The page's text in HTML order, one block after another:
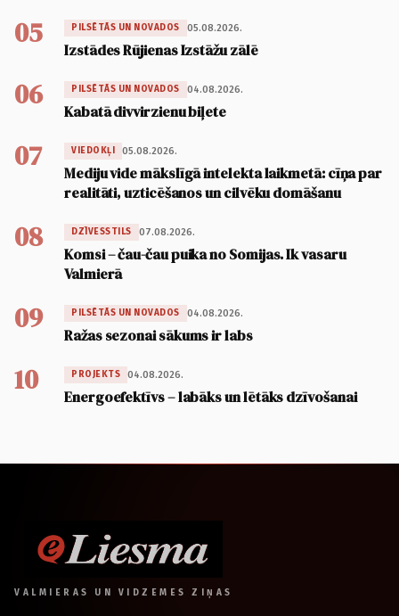
05 PILSĒTĀS UN NOVADOS 05.08.2026.
Izstādes Rūjienas Izstāžu zālē
06 PILSĒTĀS UN NOVADOS 04.08.2026.
Kabatā divvirzienu biļete
07 VIEDOKĻI 05.08.2026.
Mediju vide mākslīgā intelekta laikmetā: cīņa par
realitāti, uzticēšanos un cilvēku domāšanu
08 DZĪVESSTILS 07.08.2026.
Komsi – čau-čau puika no Somijas. Ik vasaru
Valmierā
09 PILSĒTĀS UN NOVADOS 04.08.2026.
Ražas sezonai sākums ir labs
10 PROJEKTS 04.08.2026.
Energoefektīvs – labāks un lētāks dzīvošanai
VALMIERAS UN VIDZEMES ZIŅAS